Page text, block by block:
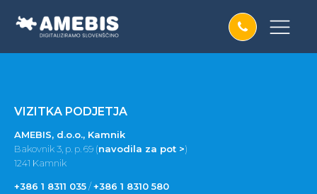
VIZITKA PODJETJA
AMEBIS, d.o.o., Kamnik
Bakovnik 3, p. p. 69 (navodila za pot >)
1241 Kamnik
+386 1 8311 035/+386 1 8310 580